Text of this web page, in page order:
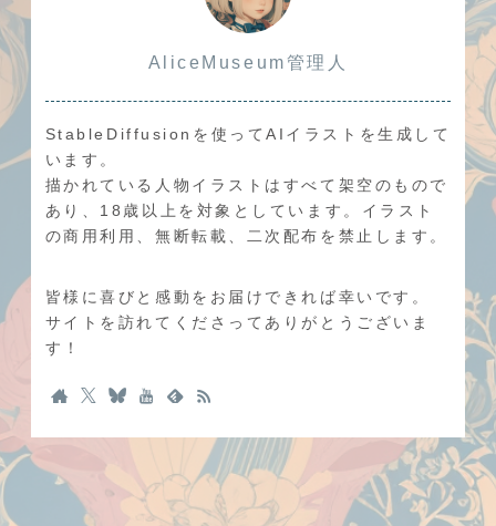
AliceMuseum管理人
StableDiffusionを使ってAIイラストを生成して
います。
描かれている人物イラストはすべて架空のもので
あり、18歳以上を対象としています。イラスト
の商用利用、無断転載、二次配布を禁止します。
皆様に喜びと感動をお届けできれば幸いです。
サイトを訪れてくださってありがとうございま
す！